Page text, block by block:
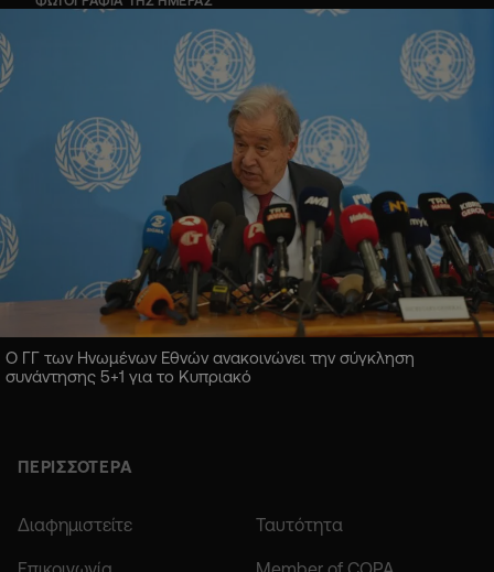
Ο ΓΓ των Ηνωμένων Εθνών ανακοινώνει την σύγκληση
συνάντησης 5+1 για το Κυπριακό
ΠΕΡΙΣΣΟΤΕΡΑ
Διαφημιστείτε Ταυτότητα